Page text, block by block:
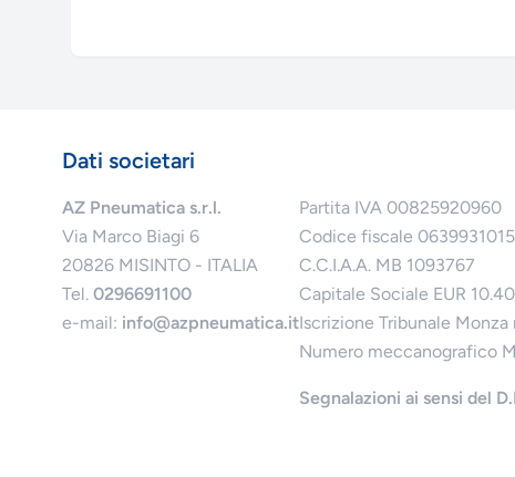
Dati societari
AZ Pneumatica s.r.l.
Via Marco Biagi 6
20826 MISINTO - ITALIA
Tel. 0296691100
e-mail: info@azpneumatica.it
Partita IVA 00825920960
Codice fiscale
C.C.I.A.A. MB 1093767
Capitale Sociale EUR
Iscrizione Tribunale Monza
Numero meccanografico
Segnalazioni ai sensi del